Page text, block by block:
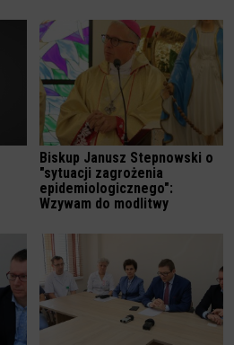
Biskup Janusz Stepnowski o
"sytuacji zagrożenia
epidemiologicznego":
Wzywam do modlitwy